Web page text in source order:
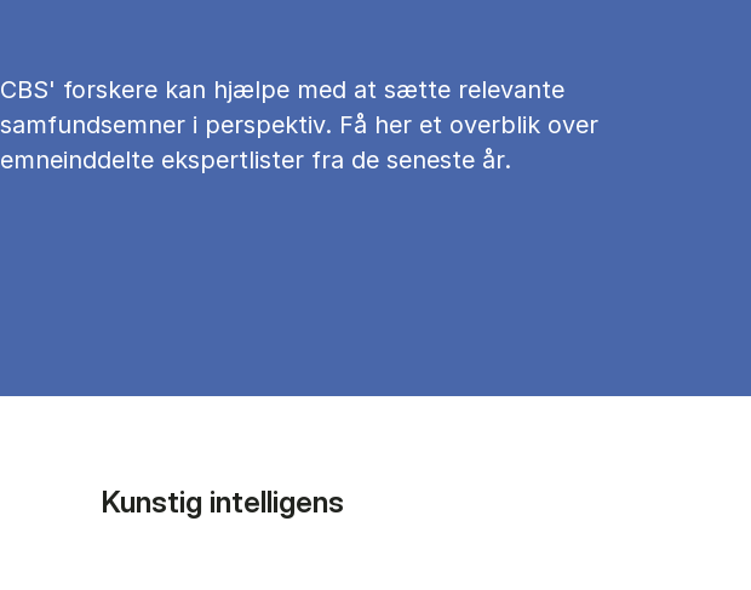
CBS' forskere kan hjælpe med at sætte relevante
samfundsemner i perspektiv. Få her et overblik over
emneinddelte ekspertlister fra de seneste år.
Kunstig intelligens